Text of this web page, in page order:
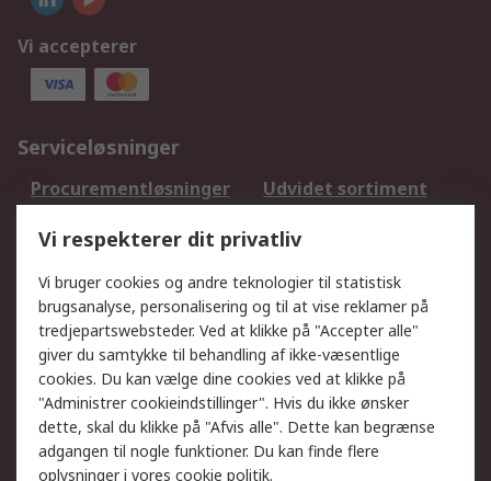
Vi accepterer
Serviceløsninger
Procurementløsninger
Udvidet sortiment
DesignSpark
Teknisk Support
Dit lokale salgsteam
Eksportløsninger
Support
Få hjælp
Returnering
Levering
Spor min ordre
Fakturakopi
Betalingsmuligheder
Fordele med Mit RS
Okdo
Vi respekterer dit privatliv
Vi bruger cookies og andre teknologier til statistisk
brugsanalyse, personalisering og til at vise reklamer på
tredjepartswebsteder. Ved at klikke på "Accepter alle"
giver du samtykke til behandling af ikke-væsentlige
cookies. Du kan vælge dine cookies ved at klikke på
"Administrer cookieindstillinger". Hvis du ikke ønsker
dette, skal du klikke på "Afvis alle". Dette kan begrænse
adgangen til nogle funktioner. Du kan finde flere
oplysninger i vores cookie politik.